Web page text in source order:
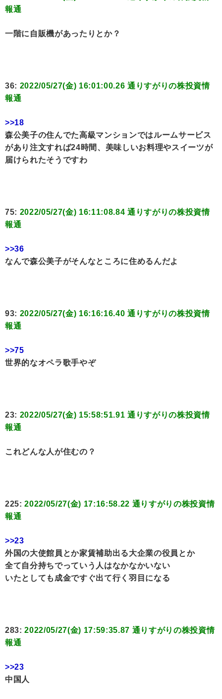
報通
一階に自販機があったりとか？
36: 2022/05/27(金) 16:01:00.26 通りすがりの株投資情
報通
>>18
森公美子の住んでた高級マンションではルームサービス
があり注文すれば24時間、美味しいお料理やスイーツが
届けられたそうですわ
75: 2022/05/27(金) 16:11:08.84 通りすがりの株投資情
報通
>>36
なんで森公美子がそんなところに住めるんだよ
93: 2022/05/27(金) 16:16:16.40 通りすがりの株投資情
報通
>>75
世界的なオペラ歌手やぞ
23: 2022/05/27(金) 15:58:51.91 通りすがりの株投資情
報通
これどんな人が住むの？
225:2022/05/27(金) 17:16:58.22 通りすがりの株投資情
報通
>>23
外国の大使館員とか家賃補助出る大企業の役員とか
全て自分持ちでっていう人はなかなかいない
いたとしても成金ですぐ出て行く羽目になる
283:2022/05/27(金) 17:59:35.87 通りすがりの株投資情
報通
>>23
中国人